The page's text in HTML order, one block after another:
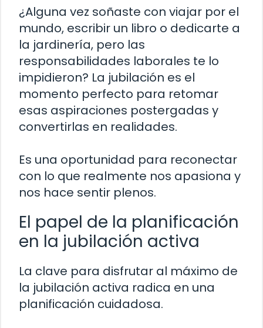
¿Alguna vez soñaste con viajar por el
mundo, escribir un libro o dedicarte a
la jardinería, pero las
responsabilidades laborales te lo
impidieron? La jubilación es el
momento perfecto para retomar
esas aspiraciones postergadas y
convertirlas en realidades.
Es una oportunidad para reconectar
con lo que realmente nos apasiona y
nos hace sentir plenos.
El papel de la planificación
en la jubilación activa
La clave para disfrutar al máximo de
la jubilación activa radica en una
planificación cuidadosa.